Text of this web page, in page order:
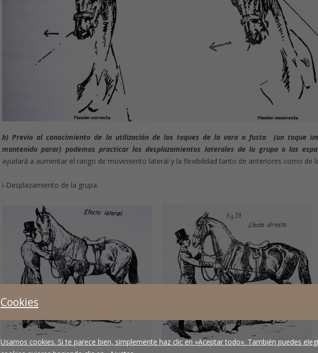
b) Previo al conocimiento de la utilización de los toques de la vara o fusta (un toque
mantenido parar) podemos practicar los desplazamientos laterales de la grupa o las
ayudará a aumentar el rango de movimiento lateral y la flexibilidad tanto de anteriores como de
i-Desplazamiento de la grupa.
Cookies
Usamos cookies. Si te parece bien, simplemente haz clic en «Aceptar todo». También puedes